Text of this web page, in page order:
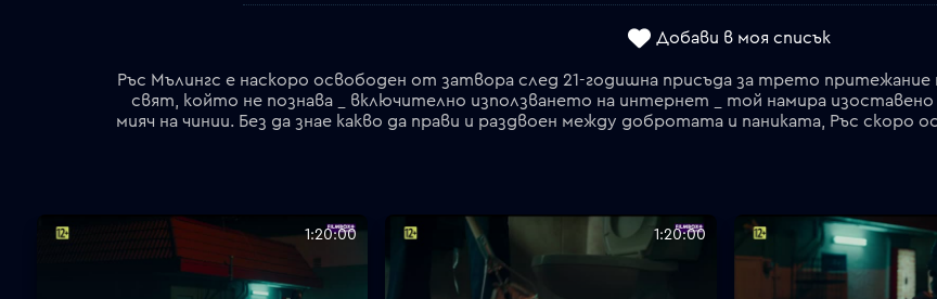
Добави в моя списък
Ръс Мълингс е наскоро освободен от затвора след 21-годишна присъда за трето притежание
свят, който не познава _ включително използването на интернет _ той намира
мияч на чинии. Без да знае какво да прави и раздвоен между добротата и паниката, Ръс скоро
1:20:00 1:20:00